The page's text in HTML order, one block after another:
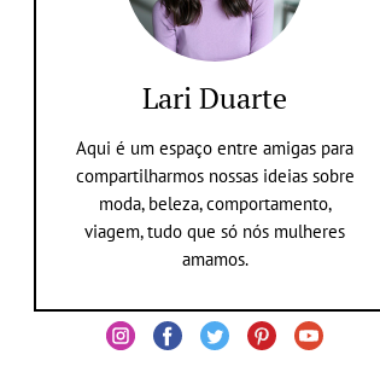
Lari Duarte
Aqui é um espaço entre amigas para
compartilharmos nossas ideias sobre
moda, beleza, comportamento,
viagem, tudo que só nós mulheres
amamos.